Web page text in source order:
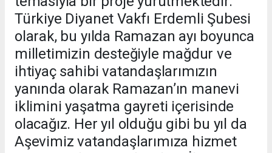
Türkiye Diyanet Vakfı Erdemli Şubesi
olarak, bu yılda Ramazan ayı boyunca
milletimizin desteğiyle mağdur ve
ihtiyaç sahibi vatandaşlarımızın
yanında olarak Ramazan’ın manevi
iklimini yaşatma gayreti içerisinde
olacağız. Her yıl olduğu gibi bu yıl da
Aşevimiz vatandaşlarımıza hizmet